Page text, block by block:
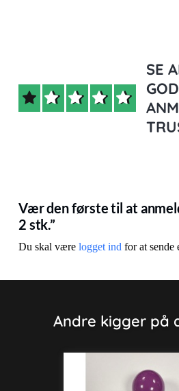
SE
Vær den første til at
2 stk.”
Du skal være logget ind for at sende
Andre kigger på